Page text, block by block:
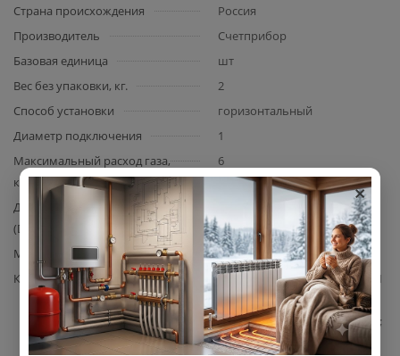
Страна происхождения
Россия
Производитель
Счетприбор
Базовая единица
шт
Вес без упаковки, кг.
2
Способ установки
горизонтальный
Диаметр подключения
1
Максимальный расход газа,
куб.м/ч
6
Диаметр условного прохода
(DN)
Материал корпуса
сталь
Комплектация
счетчик газа Счетприбор — 1
шт.; паспорт изделия с
технической документацией;
защитные пластиковые
×